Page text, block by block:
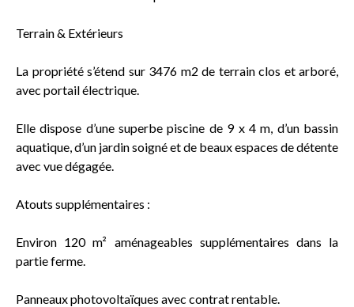
Terrain & Extérieurs
La propriété s’étend sur 3476 m2 de terrain clos et arboré,
avec portail électrique.
Elle dispose d’une superbe piscine de 9 x 4 m, d’un bassin
aquatique, d’un jardin soigné et de beaux espaces de détente
avec vue dégagée.
Atouts supplémentaires :
Environ 120 m² aménageables supplémentaires dans la
partie ferme.
Panneaux photovoltaïques avec contrat rentable.